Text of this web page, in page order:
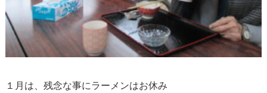
１月は、残念な事にラーメンはお休み